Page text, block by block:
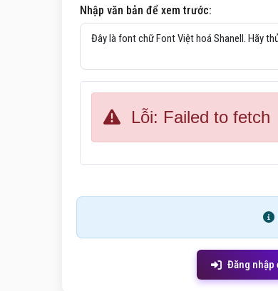
Nhập văn bản để xem trước:
Lỗi: Failed to fetch
Đăng nhập